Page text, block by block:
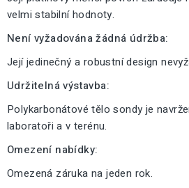
velmi stabilní hodnoty.
Není vyžadována žádná údržba:
Její jedinečný a robustní design
Udržitelná výstavba:
Polykarbonátové tělo sondy je
laboratoři a v terénu.
Omezení nabídky:
Omezená záruka na jeden rok.